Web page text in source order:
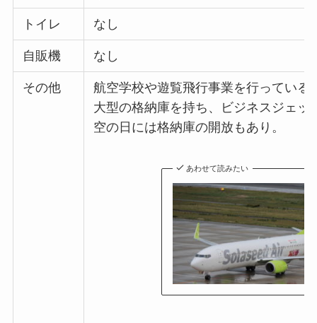
トイレ なし
自販機 なし
その他
航空学校や遊覧飛行事業を行っている
大型の格納庫を持ち、ビジネスジェ
空の日には格納庫の開放もあり。
あわせて読みたい